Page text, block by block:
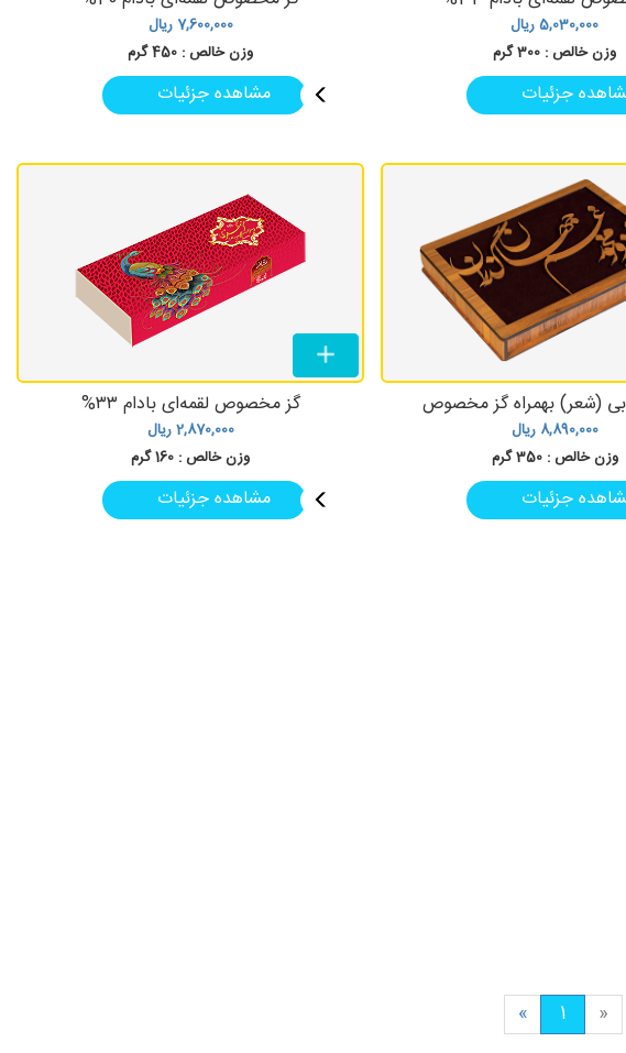
5,030,000ریال
وزن خالص : 300 گرم
جزئیات
7,600,000 ریال
وزن خالص : 450 گرم
مشاهده جزئیات
(شعر) بهمراه گز مخصوص
8,890,000 ریال
وزن خالص : 350 گرم
جزئیات
گز مخصوص لقمه‌ای بادام ۳۳%
2,870,000ریال
وزن خالص : 160 گرم
مشاهده جزئیات
»
1
«